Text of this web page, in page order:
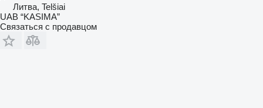
Литва, Telšiai
UAB “KASIMA”
Связаться с продавцом